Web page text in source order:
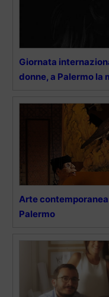
Giornata
donne, a Palermo la
Arte
Palermo